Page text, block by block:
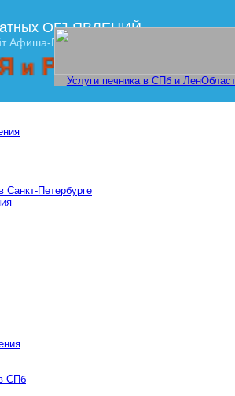
ОБЪЯВЛЕНИЙ
Афиша-ПРАЙМ
Спешите
Услуги печника в СПб и
Санкт-Петербурге
СПб